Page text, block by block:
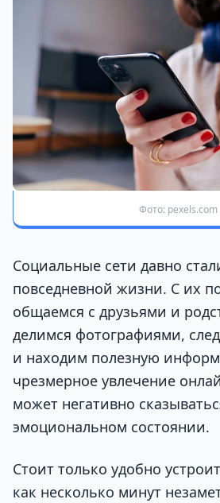
Фото: pexels.com
Социальные сети давно
повседневной жизни. С их
общаемся с друзьями и
делимся фотографиями,
и находим полезную
чрезмерное увлечение
может негативно
эмоциональном состоянии.
Стоит только удобно
как несколько минут